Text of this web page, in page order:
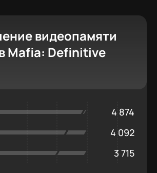
видеопамяти
Mafia: Definitive
4 874
4 092
3 715